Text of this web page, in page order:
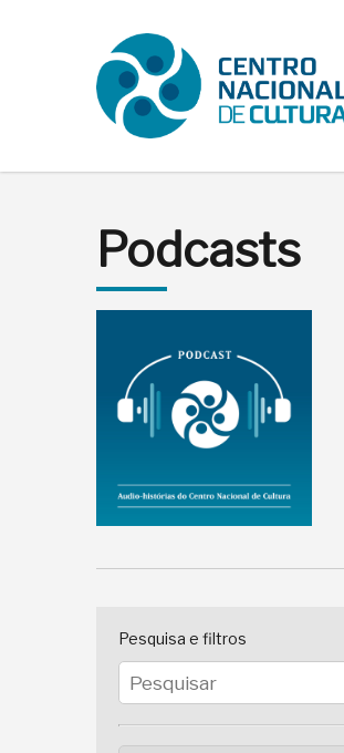
Podcasts
Pesquisa e filtros